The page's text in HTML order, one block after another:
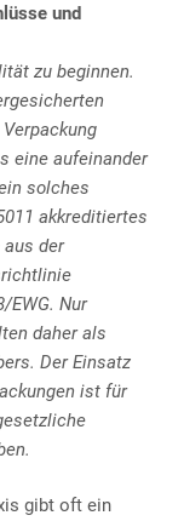
und
zu beginnen.
eine aufeinander
solches
akkreditiertes
der
EWG. Nur
daher als
Der Einsatz
ist für
gibt oft ein